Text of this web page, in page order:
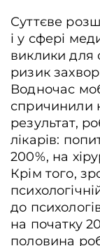
Суттєве
і у сфері
виклики для
ризик
Водночас
спричинили
результат,
лікарів:
200%, на
Крім того,
до
на початку
половина